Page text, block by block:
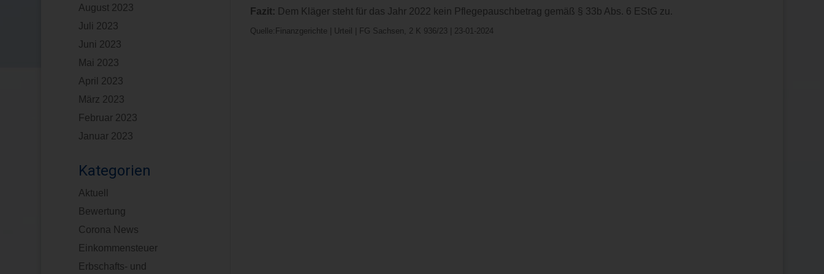
Fazit: Dem Kläger steht für das Jahr 2022 kein Pflegepauschbetrag gemäß § 33b Abs. 6 EStG zu.
Quelle:Finanzgerichte | Urteil | FG Sachsen, 2 K 936/23 | 23-01-2024
August 2023
Juli 2023
Juni 2023
Mai 2023
April 2023
März 2023
Februar 2023
Januar 2023
Kategorien
Aktuell
Bewertung
Corona News
Einkommensteuer
Erbschafts- und